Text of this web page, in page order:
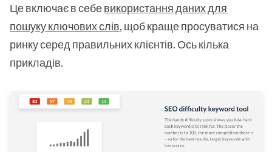
Це включає в себевикористання даних для
пошуку ключових слів, щоб краще просуватися на
ринку серед правильних клієнтів. Ось кілька
прикладів.